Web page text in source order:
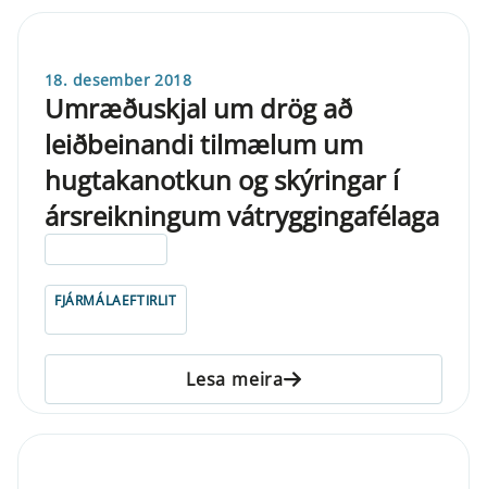
18. desember 2018
Umræðuskjal um drög að
leiðbeinandi tilmælum um
hugtakanotkun og skýringar í
ársreikningum vátryggingafélaga
FJÁRMÁLAEFTIRLIT
Lesa meira